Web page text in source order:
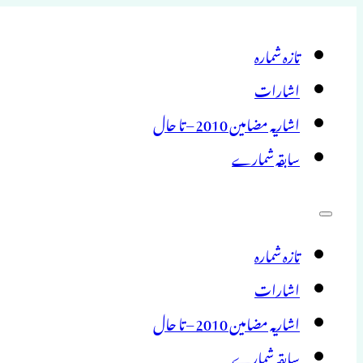
تازہ شمارہ
اشارات
اشاریہ مضامین 2010 – تا حال
سابقہ شمارے
تازہ شمارہ
اشارات
اشاریہ مضامین 2010 – تا حال
سابقہ شمارے